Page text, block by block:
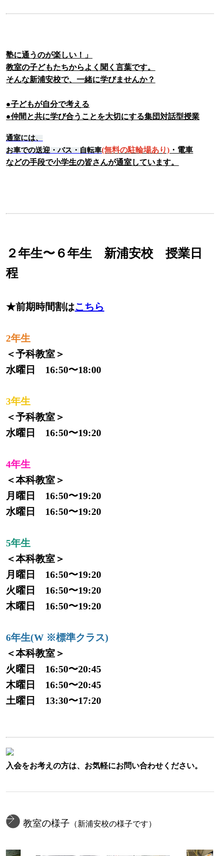
塾に通うのが楽しい！」
教室の子どもたちからよく聞く言葉です。
そんな新浦安校で、一緒に学びませんか？
●子どもが自分で考える
●仲間と共に学び合うことを大切にする集団対話型授業
通室には、
お車での送迎・バス・自転車(無料の駐輪場あり) ・電車
などの手段で小学生の皆さんが通室しています。
２年生〜６年生 新浦安校 授業 日
程
★前期時間割はこちら
2年生
＜予科教室＞
水曜日 16:50〜18:00
3年生
＜予科教室＞
水曜日 16:50〜19:20
4年生
＜本科教室＞
月曜日 16:50〜19:20
水曜日 16:50〜19:20
5年生
＜本科教室＞
月曜日 16:50〜19:20
火曜日 16:50〜19:20
木曜日 16:50〜19:20
6年生(W ※標準クラス)
＜本科教室＞
火曜日 16:50〜20:45
木曜日 16:50〜20:45
土曜日 13:30〜17:20
入会をお考えの方は、お気軽にお問い合わせください。
教室の様子 （新浦安校の様子です）